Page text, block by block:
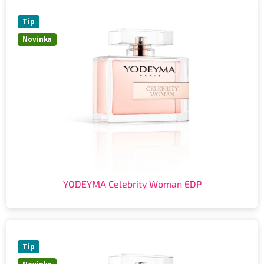
Novinka
Tip
YODEYMA Celebrity Woman EDP
Tip